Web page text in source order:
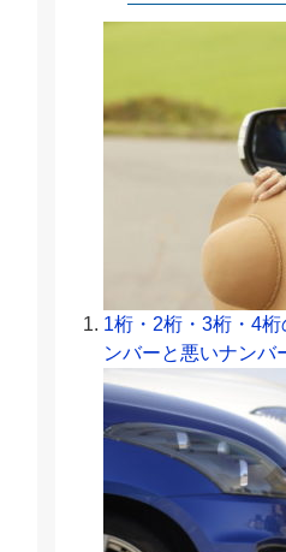
1桁・2桁・3桁・4
ンバーと悪いナンバ